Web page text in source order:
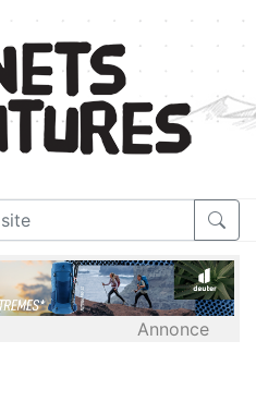
Annonce